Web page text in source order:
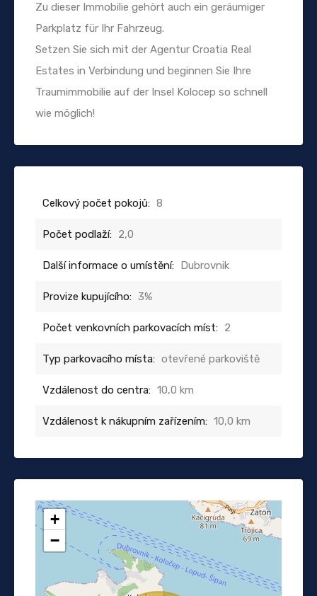
Zu dieser Immobilie gehört auch ein geräumiger
Parkplatz für Ihr Fahrzeug.
Setzen Sie sich mit der Agentur Croatia Real
Estates in Verbindung und beginnen Sie Ihre
Traumimmobilie auf der Insel Kolocep so schnell
wie möglich!
Celkový počet pokojů: 8
Počet podlaží: 2,0
Další informace o umístění: Dubrovnik
Provize kupujícího: 3%
Počet venkovních parkovacích míst: 2
Typ parkovacího místa: otevřené parkoviště
Vzdálenost do centra: 10,0 km
Vzdálenost k nákupním zařízením: 10,0 km
+
−